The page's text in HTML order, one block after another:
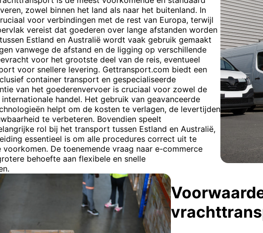
zowel binnen het land als naar het buitenland. In
voor verbindingen met de rest van Europa, terwijl
vereist dat goederen over lange afstanden worden
Estland en Australië wordt vaak gebruik gemaakt
vanwege de afstand en de ligging op verschillende
voor het grootste deel van de reis, eventueel
voor snellere levering. Gettransport.com biedt een
container transport en gespecialiseerde
van het goederenvervoer is cruciaal voor zowel de
handel. Het gebruik van geavanceerde
helpt om de kosten te verlagen, de levertijden
te verbeteren. Bovendien speelt
rol bij het transport tussen Estland en Australië,
essentieel is om alle procedures correct uit te
De toenemende vraag naar e-commerce
behoefte aan flexibele en snelle